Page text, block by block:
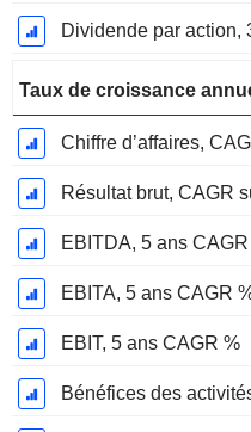
Dividende par action,
Taux de croissance
Chiffre d’affaires,
Résultat brut, CAGR
EBITDA, 5 ans CAGR
EBITA, 5 ans CAGR
EBIT, 5 ans CAGR %